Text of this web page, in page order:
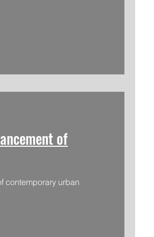
of
contemporary urban